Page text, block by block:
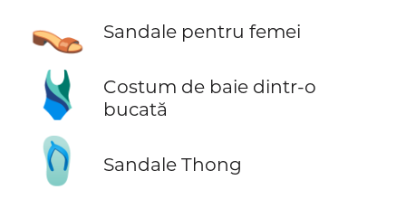
👡 Sandale pentru femei
🩱
Costum de baie dintr-o
bucată
🩴 Sandale Thong